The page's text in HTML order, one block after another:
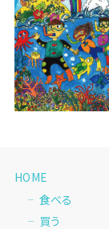
HOME
食べる
買う